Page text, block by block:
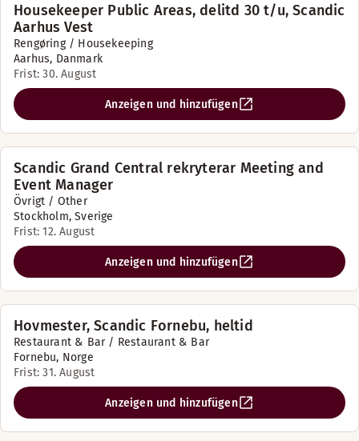
Housekeeper Public Areas, delitd 30 t/u, Scandic
Aarhus Vest
Rengøring / Housekeeping
Aarhus, Danmark
Frist: 30. August
Anzeigen und hinzufügen
Scandic Grand Central rekryterar Meeting and
Event Manager
Övrigt / Other
Stockholm, Sverige
Frist: 12. August
Anzeigen und hinzufügen
Hovmester, Scandic Fornebu, heltid
Restaurant & Bar / Restaurant & Bar
Fornebu, Norge
Frist: 31. August
Anzeigen und hinzufügen